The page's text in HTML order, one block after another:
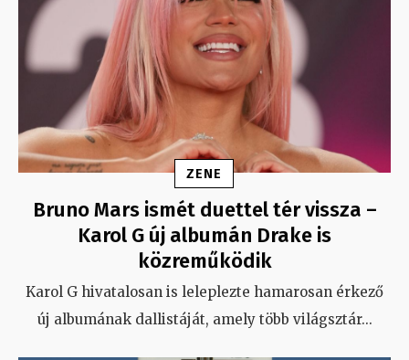
ZENE
Bruno Mars ismét duettel tér vissza –
Karol G új albumán Drake is
közreműködik
Karol G hivatalosan is leleplezte hamarosan érkező
új albumának dallistáját, amely több világsztár...